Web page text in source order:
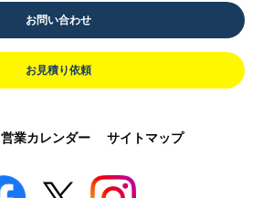
お問い合わせ
お見積り依頼
営業カレンダー サイトマップ